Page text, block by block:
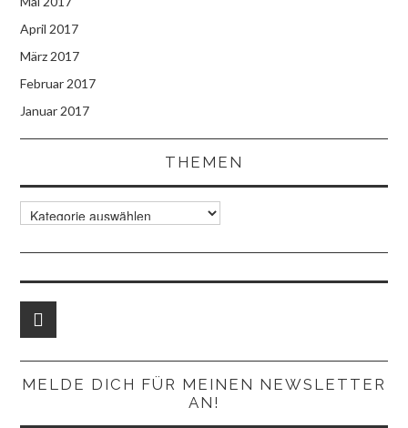
April 2017
März 2017
Februar 2017
Januar 2017
THEMEN
Themen
MELDE DICH FÜR MEINEN NEWSLETTER
AN!